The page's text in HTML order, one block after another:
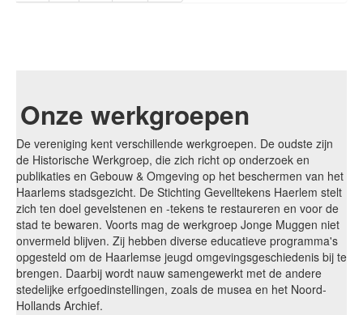
Onze werkgroepen
De vereniging kent verschillende werkgroepen. De oudste zijn
de Historische Werkgroep, die zich richt op onderzoek en
publikaties en Gebouw & Omgeving op het beschermen van het
Haarlems stadsgezicht. De Stichting Gevelltekens Haerlem stelt
zich ten doel gevelstenen en -tekens te restaureren en voor de
stad te bewaren. Voorts mag de werkgroep Jonge Muggen niet
onvermeld blijven. Zij hebben diverse educatieve programma's
opgesteld om de Haarlemse jeugd omgevingsgeschiedenis bij te
brengen. Daarbij wordt nauw samengewerkt met de andere
stedelijke erfgoedinstellingen, zoals de musea en het Noord-
Hollands Archief.